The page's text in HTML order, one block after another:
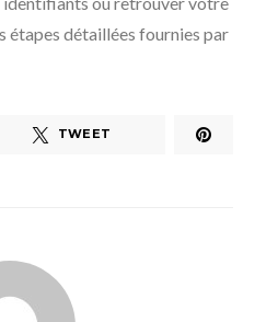
étapes détaillées fournies par
TWEET